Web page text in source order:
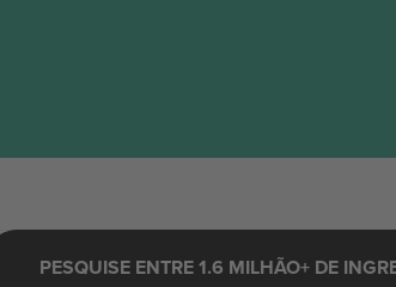
PESQUISE ENTRE 1.6 MILHÃO+ DE